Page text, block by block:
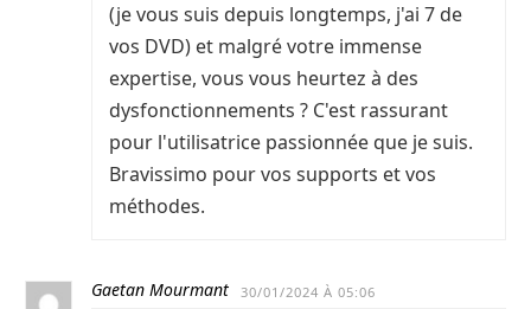
(je vous suis depuis longtemps, j'ai 7 de
vos DVD) et malgré votre immense
expertise, vous vous heurtez à des
dysfonctionnements ? C'est rassurant
pour l'utilisatrice passionnée que je suis.
Bravissimo pour vos supports et vos
méthodes.
Gaetan Mourmant 30/01/2024 À 05:06